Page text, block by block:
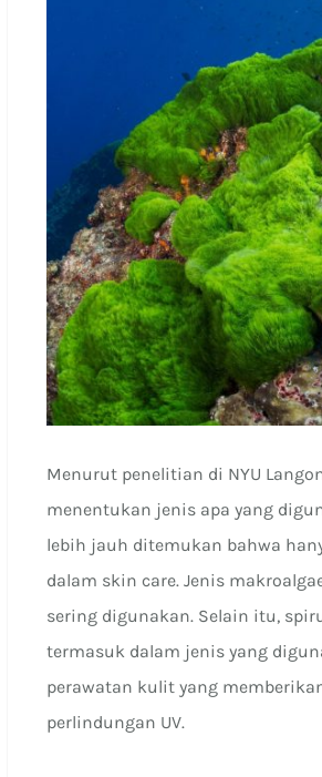
Menurut penelitian di NYU
menentukan jenis apa yang
lebih jauh ditemukan bahwa
dalam skin care. Jenis
sering digunakan. Selain itu,
termasuk dalam jenis yang
perawatan kulit yang
perlindungan UV.